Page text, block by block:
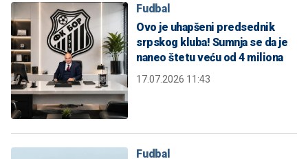
Fudbal
Ovo je uhapšeni predsednik
srpskog kluba! Sumnja se da je
naneo štetu veću od 4 miliona
17.07.2026 11:43
Fudbal